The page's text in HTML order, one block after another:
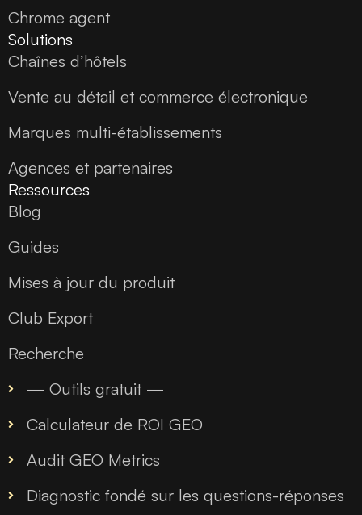
Chrome agent
Solutions
Chaînes d’hôtels
Vente au détail et commerce électronique
Marques multi-établissements
Agences et partenaires
Ressources
Blog
Guides
Mises à jour du produit
Club Export
Recherche
— Outils gratuit —
Calculateur de ROI GEO
Audit GEO Metrics
Diagnostic fondé sur les questions-réponses